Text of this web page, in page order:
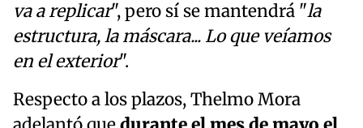
va a replicar", pero sí se mantendrá "la
estructura, la máscara... Lo que veíamos
en el exterior".
Respecto a los plazos, Thelmo Mora